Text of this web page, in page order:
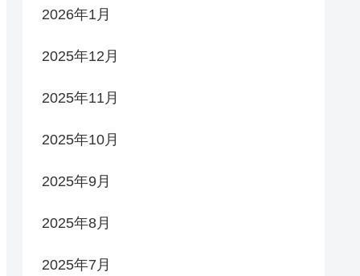
2026年1月
2025年12月
2025年11月
2025年10月
2025年9月
2025年8月
2025年7月